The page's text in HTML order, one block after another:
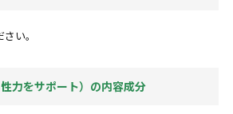
い。
力をサポート）の内容成分